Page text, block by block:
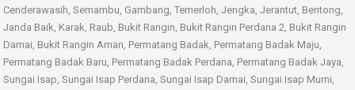
Cenderawasih, Semambu, Gambang, Temerloh, Jengka, Jerantut, Bentong,
Janda Baik, Karak, Raub, Bukit Rangin, Bukit Rangin Perdana 2, Bukit Rangin
Damai, Bukit Rangin Aman, Permatang Badak, Permatang Badak Maju,
Permatang Badak Baru, Permatang Badak Perdana, Permatang Badak Jaya,
Sungai Isap, Sungai Isap Perdana, Sungai Isap Damai, Sungai Isap Murni,